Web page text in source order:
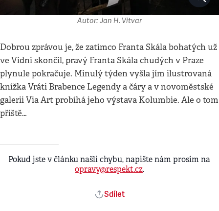
Autor: Jan H. Vitvar
Dobrou zprávou je, že zatímco Franta Skála bohatých už
ve Vídni skončil, pravý Franta Skála chudých v Praze
plynule pokračuje. Minulý týden vyšla jím ilustrovaná
knížka Vráti Brabence Legendy a čáry a v novoměstské
galerii Via Art probíhá jeho výstava Kolumbie. Ale o tom
příště…
Pokud jste v článku našli chybu, napište nám prosím na
opravy@respekt.cz.
Sdílet